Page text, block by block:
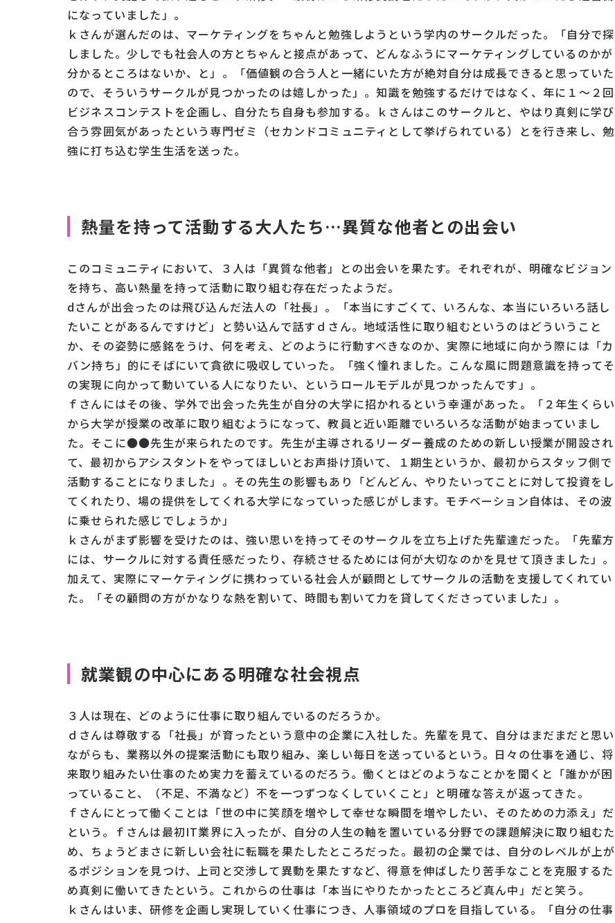
になっていました」。
ｋさんが選んだのは、マーケティングをちゃんと勉強しようという学内のサークルだった。「自分で探
しました。少しでも社会人の方とちゃんと接点があって、どんなふうにマーケティングしているのかが
分かるところはないか、と」。「価値観の合う人と一緒にいた方が絶対自分は成長できると思っていた
ので、そういうサークルが見つかったのは嬉しかった」。知識を勉強するだけではなく、年に１～２回
ビジネスコンテストを企画し、自分たち自身も参加する。ｋさんはこのサークルと、やはり真剣に学び
合う雰囲気があったという専門ゼミ（セカンドコミュニティとして挙げられている）とを行き来し、勉
強に打ち込む学生生活を送った。
熱量を持って活動する大人たち…異質な他者との出会い
このコミュニティにおいて、３人は「異質な他者」との出会いを果たす。それぞれが、明確なビジョン
を持ち、高い熱量を持って活動に取り組む存在だったようだ。
dさんが出会ったのは飛び込んだ法人の「社長」。「本当にすごくて、いろんな、本当 にいろいろ話し
たいことがあるんですけど」と勢い込んで話すｄさん。地域活性に取り組むというのはどういうこと
か、その姿勢に感銘をうけ、何を考え、どのように行動すべきなのか、実際に地域に向かう際には「カ
バン持ち」的にそばにいて貪欲に吸収していった。「強く憧れ ました。こんな風に問題意識を持ってそ
の実現に向かって動いている人になりたい、というロールモデルが見つかったんです」。
ｆさんにはその後、学外で出会った先生が自分の大学に招かれるという幸運があった。「２年生くらい
から大学が授業の改革に取り組むようになって、教員と近い距離でいろいろな活動が始まっていまし
た。そこに●●先生が来られたのです。先生が主導されるリーダー養成のための新しい授業が開設され
て、最初からアシスタントをやってほしいとお声掛け頂いて、１期生というか、最初からスタッフ側で
活動することになりました」。その先生の影響もあり「どんどん、やりたいってことに対して投資をし
てくれたり、場の提供をしてくれる大学になっていった感じがします。モチベーション自体は、その波
に乗せられた感じでしょうか」
ｋさんがまず影響を受けたのは、強い思いを持ってそのサークルを立ち上げた先輩達だった。「先輩方
には、サークルに対する責任感だったり、存続させるためには何が大切なのかを見せて頂き ました」。
加えて、実際にマーケティングに携わっている社会人が顧問としてサークルの活動を支援してくれてい
た。「その顧問の方がかなりな熱を割いて、時間も割いて力を貸してくださっていました」。
就業観の中心にある明確な社会視点
３人は現在、どのように仕事に取り組んでいるのだろうか。
ｄさんは尊敬する「社長」が育ったという意中の企業に入社した。先輩を見て、自分はまだまだと思い
ながらも、業務以外の提案活動にも取り組み、楽しい毎日を送っているという。日々の仕事を通じ、将
来取り組みたい仕事のため実力を蓄えているのだろう。働くとはどのようなことかを聞くと「誰かが困
っていること、（不足、不満など）不を一つずつなくしていくこと」と明確な答えが返ってきた。
ｆさんにとって働くことは「世の中に笑顔を増やして幸せな瞬間を増やしたい、そのための力添え」だ
という。ｆさんは最初IT業界に入ったが、自分の人生の軸を置いている分野での課題解決に取り組むた
め、ちょうどまさに新しい会社に転職を果たしたところだった。最初の企業では、自分のレベルが上が
るポジションを見つけ、上司と交渉して異動を果たすなど、得意を伸ばしたり苦手なことを克服するた
め真剣に働いてきたという。これからの仕事は「本当にやりたかったところど真ん中」だと笑う。
ｋさんはいま、研修を企画し実現していく仕事につき、人事領域のプロを目指している。「自分の仕事